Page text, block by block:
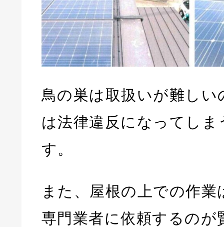
鳥の巣は取扱いが難しい
は法律違反になってし
す。
また、屋根の上での作
専門業者に依頼するのが